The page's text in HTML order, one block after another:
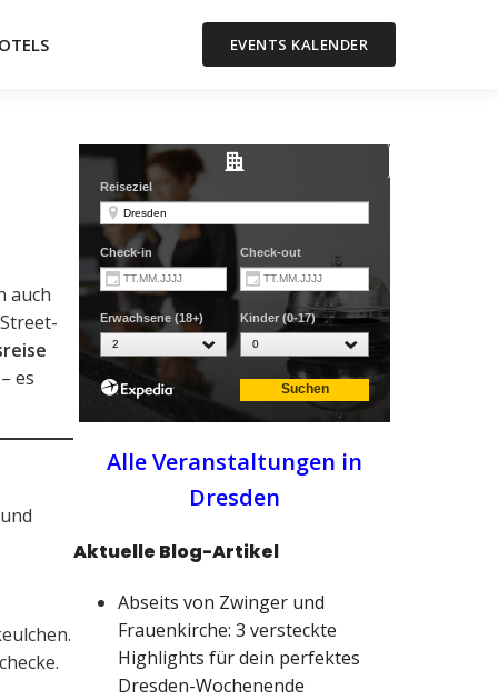
EVENTS KALENDER
auch
es
Alle Veranstaltungen in
Dresden
Aktuelle Blog-Artikel
Abseits von Zwinger und
Frauenkirche: 3 versteckte
Highlights für dein perfektes
Dresden-Wochenende